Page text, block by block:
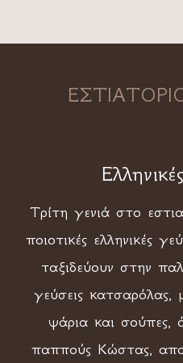
Τρίτη γενιά στο
ποιοτικές ελληνικές
ταξιδεύουν στην
γεύσεις κατσαρόλας,
ψάρια και σούπες,
παππούς Κώστας,